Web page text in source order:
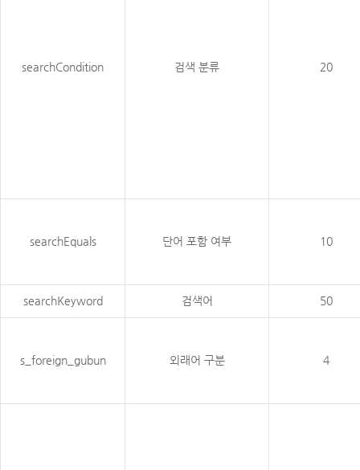
searchCondition 검색 분류 20
searchEquals 단어 포함 여부 10
searchKeyword 검색어 50
s_foreign_gubun 외래어 구분 4